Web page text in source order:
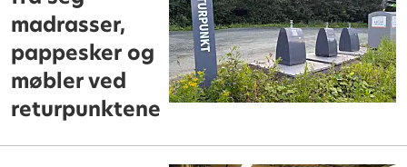
madrasser,
pappesker og
møbler ved
returpunktene